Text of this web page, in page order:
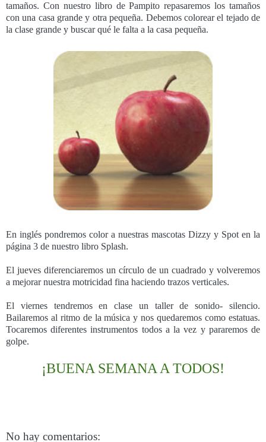
tamaños. Con nuestro libro de Pampito repasaremos los tamaños
con una casa grande y otra pequeña. Debemos colorear el tejado de
la clase grande y buscar qué le falta a la casa pequeña.
En inglés pondremos color a nuestras mascotas Dizzy y Spot en la
página 3 de nuestro libro Splash.
El jueves diferenciaremos un círculo de un cuadrado y volveremos
a mejorar nuestra motricidad fina haciendo trazos verticales.
El viernes tendremos en clase un taller de sonido- silencio.
Bailaremos al ritmo de la música y nos quedaremos como estatuas.
Tocaremos diferentes instrumentos todos a la vez y pararemos de
golpe.
¡BUENA SEMANA A TODOS!
No hay comentarios: